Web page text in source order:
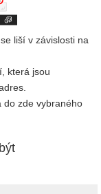
liší v závislosti na
která jsou
do zde vybraného